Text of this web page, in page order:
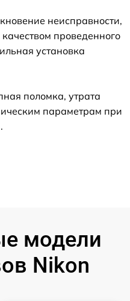
неисправности,
проведенного
установка
поломка, утрата
параметрам при
модели
Nikon